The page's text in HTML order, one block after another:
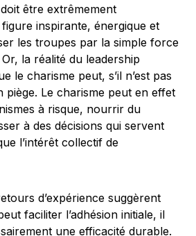
être extrêmement
inspirante, énergique et
les troupes par la simple force
la réalité du leadership
le charisme peut, s’il n’est pas
piège. Le charisme peut en effet
à risque, nourrir du
à des décisions qui servent
l’intérêt collectif de
d’expérience suggèrent
faciliter l’adhésion initiale, il
une efficacité durable.